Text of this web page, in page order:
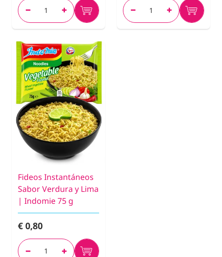
Fideos Instantáneos
Sabor Verdura y Lima
| Indomie 75 g
€ 0,80